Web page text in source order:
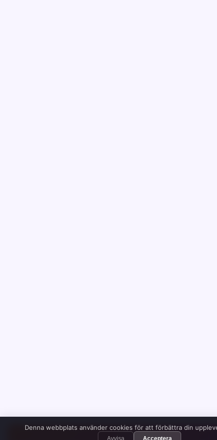
✓ Livechatt →
Denna webbplats använder cookies för att förbättra din
Avvisa Acceptera